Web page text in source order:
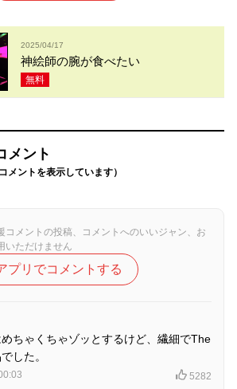
2025/04/17
神絵師の腕が食べたい
無料
メント
メントを表示しています）
コメントの投稿、コメントへのいいジャン、お
いただけません
プリでコメントする
ちゃくちゃゾッとするけど、繊細でThe
した。
5282